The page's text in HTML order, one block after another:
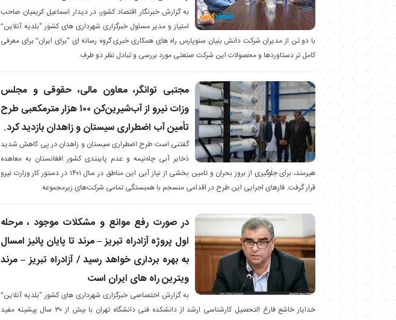
به گزارش خبرنگار اقتصاد کشور، در دیدار اسماعیل کریمیان صاحب
امتیاز و مدیر مسئول خبرگزاری شهرداری های کشور “بلدیه آنلاین”
با دو تن از مدیران شرکت دانش بنیان سنوپارس راه های همکاری خبری گروه رسانه ای “برای ایران” برای معرفی
کامل تر دستاوردها و محصولات این شرکت صنعتی مورد بررسی و تبادل نظر دو طرف
مجتبی توانگر، معاون مالی، حقوقی و مجلس
وزات نیرو از آب‌شیرین‌کن ۱۰۰ هزار مترمکعبی طرح
تأمین آب اضطراری سیستان و زاهدان بازدید کرد.
گفتنی است طرح اضطراری سیستان و زاهدان در پی کاهش شدید
ذخایر آبی چاه‌نیمه‌ و عدم پایبندی کشور افغانستان به معاهده
هیرمند، برای جلوگیری از بروز بحران و تامین بخشی از نیاز آبی این مناطق در سال ۱۴۰۱ در دستور کار وزارت نیرو
قرار گرفت. فازهای اجرایی این طرح در اقدامی منسجم با همبستگی تمامی شرکت‌های زیرمجموعه
در صورت رفع موانع و مشکلات موجود ، مرحله
اول پروژه آزادراه تبریز – مرند تا پایان پائیز امسال
به بهره برداری خواهد رسید / آزادراه تبریز – مرند
ویترین راه های ایران است
به گزارش اختصاصی خبرگزاری شهرداری های کشور “بلدیه آنلاین”
خدایار خاشع فارغ التحصیل کارشناسی ارشد از دانشکده فنی دانشگاه تهران با بیش از ۳۰ سال پیشینه مفید